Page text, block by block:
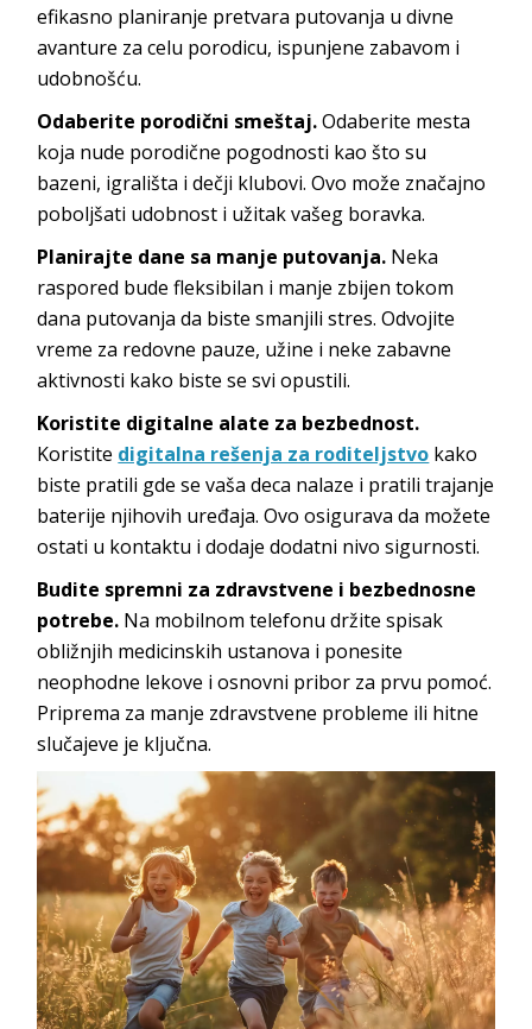
efikasno planiranje pretvara putovanja u divne
avanture za celu porodicu, ispunjene zabavom i
udobnošću.
Odaberite porodični smeštaj.Odaberite mesta
koja nude porodične pogodnosti kao što su
bazeni, igrališta i dečji klubovi. Ovo može značajno
poboljšati udobnost i užitak vašeg boravka.
Planirajte dane sa manje putovanja. Neka
raspored bude fleksibilan i manje zbijen tokom
dana putovanja da biste smanjili stres. Odvojite
vreme za redovne pauze, užine i neke zabavne
aktivnosti kako biste se svi opustili.
Koristite digitalne alate za bezbednost.
Koristite digitalna rešenja za roditeljstvo kako
biste pratili gde se vaša deca nalaze i pratili trajanje
baterije njihovih uređaja. Ovo osigurava da možete
ostati u kontaktu i dodaje dodatni nivo sigurnosti.
Budite spremni za zdravstvene i bezbednosne
potrebe. Na mobilnom telefonu držite spisak
obližnjih medicinskih ustanova i ponesite
neophodne lekove i osnovni pribor za prvu pomoć.
Priprema za manje zdravstvene probleme ili hitne
slučajeve je ključna.